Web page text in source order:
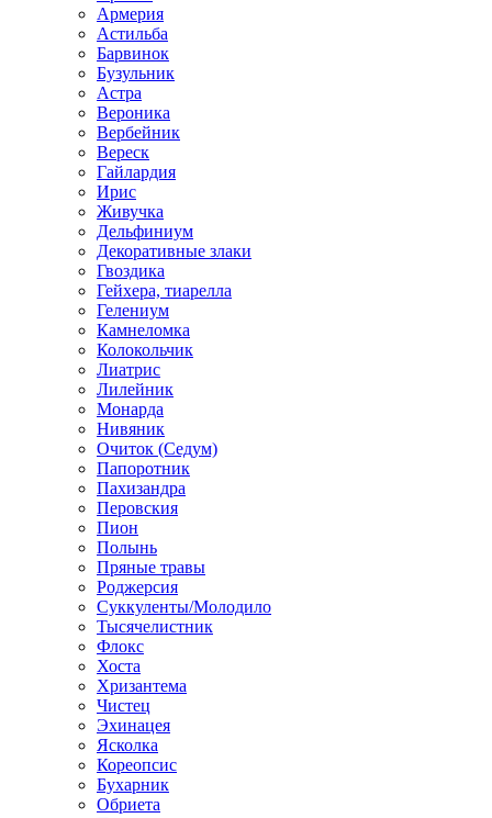
Армерия
Астильбa
Барвинок
Бузульник
Астра
Вероника
Вербейник
Вереск
Гайлардия
Ирис
Живучка
Дельфиниум
Декоративные злаки
Гвоздика
Гейхера, тиарелла
Гелениум
Камнеломка
Колокольчик
Лиатрис
Лилейник
Монарда
Нивяник
Очиток (Седум)
Папоротник
Пахизандра
Перовския
Пион
Полынь
Пряные травы
Роджерсия
Суккуленты/Молодило
Тысячелистник
Флокс
Хоста
Хризантема
Чистец
Эхинацея
Ясколка
Кореопсис
Бухарник
Обриета